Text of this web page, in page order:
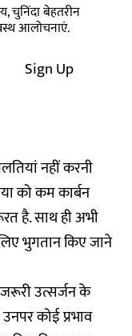
चुनिंदा बेहतरीन
आलोचनाएं.
Sign Up
नहीं करनी
को कम कार्बन
है. साथ ही अभी
भुगतान किए जाने
उत्सर्जन के
कोई प्रभाव